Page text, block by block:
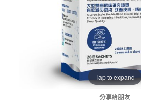
Tap to expand
分享給朋友